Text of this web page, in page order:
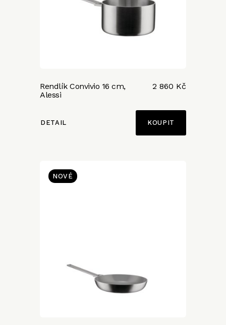
Rendlík Convivio 16 cm,
Alessi
2 860 Kč
DETAIL
NOVÉ